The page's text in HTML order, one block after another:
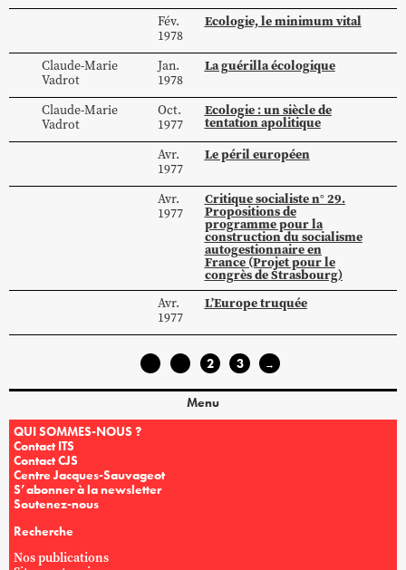
Fév.
1978
Ecologie, le minimum vital
Claude-Marie
Vadrot
Jan.
1978
La guérilla écologique
Claude-Marie
Vadrot
Oct.
1977
Ecologie : un siècle de
tentation apolitique
Avr.
1977
Le péril européen
Avr.
1977
Critique socialiste n° 29.
Propositions de
programme pour la
construction du socialisme
autogestionnaire en
France (Projet pour le
congrès de Strasbourg)
Avr.
1977
L’Europe truquée
2 3 →
Menu
QUI SOMMES-NOUS ?
Contact ITS
Contact CJS
Centre Jacques-Sauvageot
S’abonner à la newsletter
Soutenez-nous
Recherche
Nos publications